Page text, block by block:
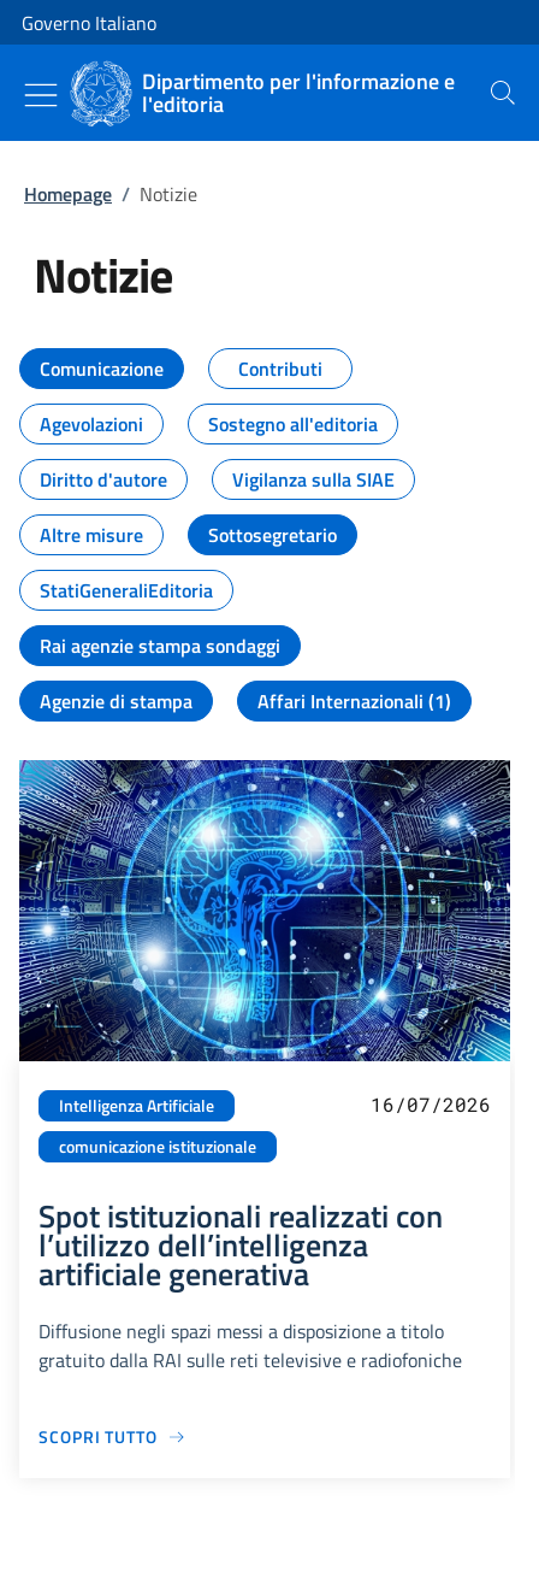
Vai al contenuto
Vai alla navigazione del sito
Governo Italiano
Dipartimento per l'informazione e
l'editoria Cerca
Homepage / Notizie
Notizie
Tutti i contenuti della pagina
Comunicazione
Contributi
Agevolazioni
Sostegno all'editoria
Diritto d'autore
Vigilanza sulla SIAE
Altre misure
Sottosegretario
StatiGeneraliEditoria
Rai agenzie stampa sondaggi
Agenzie di stampa
Affari Internazionali (1)
Intelligenza Artificiale
comunicazione istituzionale
16/07/2026
Spot istituzionali realizzati con
l’utilizzo dell’intelligenza
artificiale generativa
Diffusione negli spazi messi a disposizione a titolo
gratuito dalla RAI sulle reti televisive e radiofoniche
SCOPRI TUTTO